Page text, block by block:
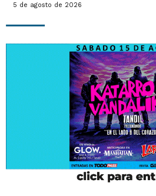
5 de agosto de 2026